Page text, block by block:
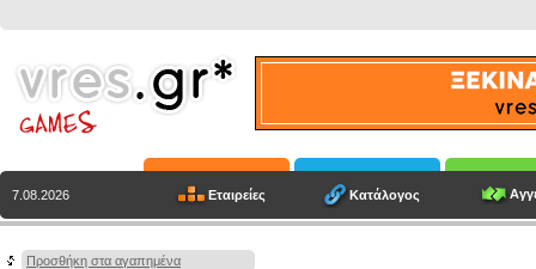
7.08.2026 Εταιρείες Κατάλογος
Προσθήκη στα αγαπημένα